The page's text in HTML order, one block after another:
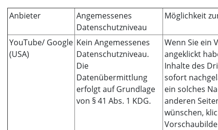
Anbieter
Angemessenes
Datenschutzniveau
Möglichkeit
YouTube/ Google
(USA)
Kein Angemessenes
Datenschutzniveau.
Die
Datenübermittlung
erfolgt auf Grundlage
von § 41 Abs. 1 KDG.
Wenn Sie ein
angeklickt
Inhalte des
sofort
ein solches
anderen
wünschen,